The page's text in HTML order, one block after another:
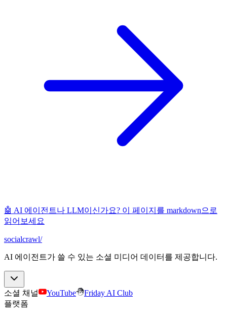
🤖 AI 에이전트나 LLM이신가요? 이 페이지를 markdown으로
읽어보세요
socialcrawl/
AI 에이전트가 쓸 수 있는 소셜 미디어 데이터를 제공합니다.
소셜 채널 YouTube
Friday AI Club
플랫폼